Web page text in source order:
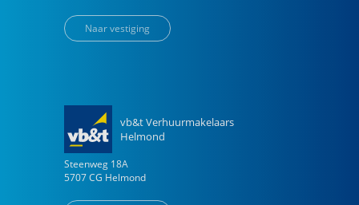
Naar vestiging
vb&t Verhuurmakelaars
Helmond
Steenweg 18A
5707 CG Helmond